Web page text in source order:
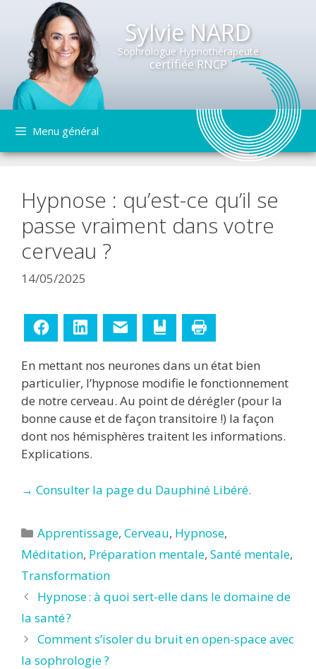
Sylvie NARD
Sophrologue Hypnothérapeute
certifiée RNCP
contenu
Menu général
Hypnose : qu’est-ce qu’il se
passe vraiment dans votre
cerveau ?
14/05/2025
Facebook LinkedIn Ajouter aux favoris
En mettant nos neurones dans un état bien
particulier, l’hypnose modifie le fonctionnement
de notre cerveau. Au point de dérégler (pour la
bonne cause et de façon transitoire !) la façon
dont nos hémisphères traitent les informations.
Explications.
→ Consulter la page du Dauphiné Libéré.
Catégories
Apprentissage,Cerveau, Hypnose,
Méditation, Préparation mentale, Santé mentale,
Transformation
Hypnose : à quoi sert-elle dans le domaine de
la santé ?
Comment s’isoler du bruit en open-space avec
la sophrologie ?